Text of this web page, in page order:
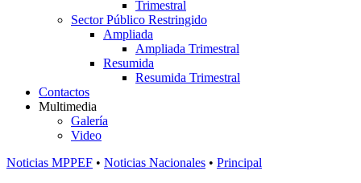
Trimestral
Sector Público Restringido
Ampliada
Ampliada Trimestral
Resumida
Resumida Trimestral
Contactos
Multimedia
Galería
Video
Noticias MPPEF • Noticias Nacionales • Principal